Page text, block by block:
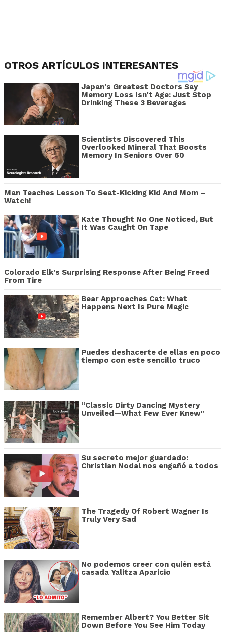
OTROS ARTÍCULOS INTERESANTES
Japan's Greatest Doctors Say
Memory Loss Isn't Age: Just Stop
Drinking These 3 Beverages
Scientists Discovered This
Overlooked Mineral That Boosts
Memory In Seniors Over 60
Man Teaches Lesson To Seat-Kicking Kid And Mom –
Watch!
Kate Thought No One Noticed, But
It Was Caught On Tape
Colorado Elk's Surprising Response After Being Freed
From Tire
Bear Approaches Cat: What
Happens Next Is Pure Magic
Puedes deshacerte de ellas en poco
tiempo con este sencillo truco
“Classic Dirty Dancing Mystery
Unveiled—What Few Ever Knew"
Su secreto mejor guardado:
Christian Nodal nos engañó a todos
The Tragedy Of Robert Wagner Is
Truly Very Sad
No podemos creer con quién está
casada Yalitza Aparicio
Remember Albert? You Better Sit
Down Before You See Him Today